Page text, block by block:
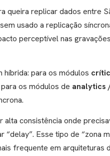
queira replicar dados entre
usado a replicação
perceptível nas
híbrida: para os módulos
os módulos de analytics
alta consistência onde
Esse tipo de “zona
frequente em arquiteturas